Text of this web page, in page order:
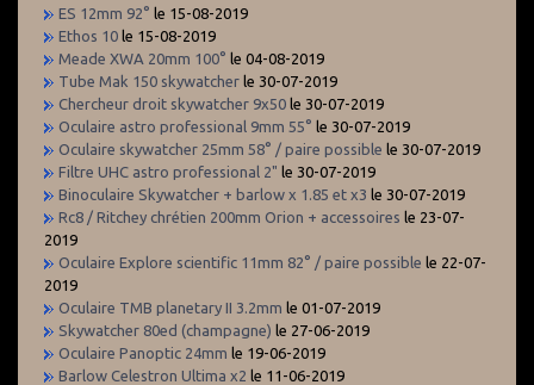
ES 12mm 92° le 15-08-2019
Ethos 10 le 15-08-2019
Meade XWA 20mm 100° le 04-08-2019
Tube Mak 150 skywatcher le 30-07-2019
Chercheur droit skywatcher 9x50 le 30-07-2019
Oculaire astro professional 9mm 55° le 30-07-2019
Oculaire skywatcher 25mm 58° / paire possible le 30-07-2019
Filtre UHC astro professional 2" le 30-07-2019
Binoculaire Skywatcher + barlow x 1.85 et x3 le 30-07-2019
Rc8 / Ritchey chrétien 200mm Orion + accessoires le 23-07-
2019
Oculaire Explore scientific 11mm 82° / paire possible le 22-07-
2019
Oculaire TMB planetary II 3.2mm le 01-07-2019
Skywatcher 80ed (champagne) le 27-06-2019
Oculaire Panoptic 24mm le 19-06-2019
Barlow Celestron Ultima x2 le 11-06-2019